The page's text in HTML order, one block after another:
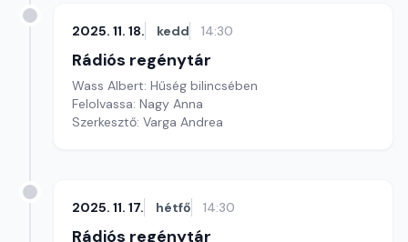
2025. 11. 18. kedd 14:30
Rádiós regénytár
Wass Albert: Hűség bilincsében
Felolvassa: Nagy Anna
Szerkesztő: Varga Andrea
2025. 11. 17. hétfő 14:30
Rádiós regénytár